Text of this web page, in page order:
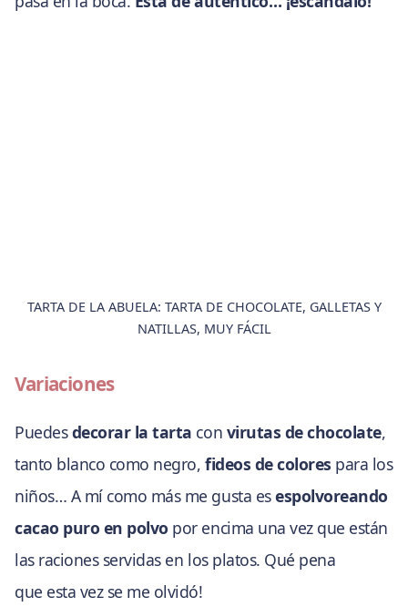
TARTA DE LA ABUELA: TARTA DE CHOCOLATE, GALLETAS Y
NATILLAS, MUY FÁCIL
Variaciones
Puedesdecorar la tarta con virutas de chocolate,
tanto blanco como negro,fideos de colores para los
niños… A mí como más me gusta esespolvoreando
cacao puro en polvo por encima una vez que están
las raciones servidas en los platos. Qué pena
que esta vez se me olvidó!